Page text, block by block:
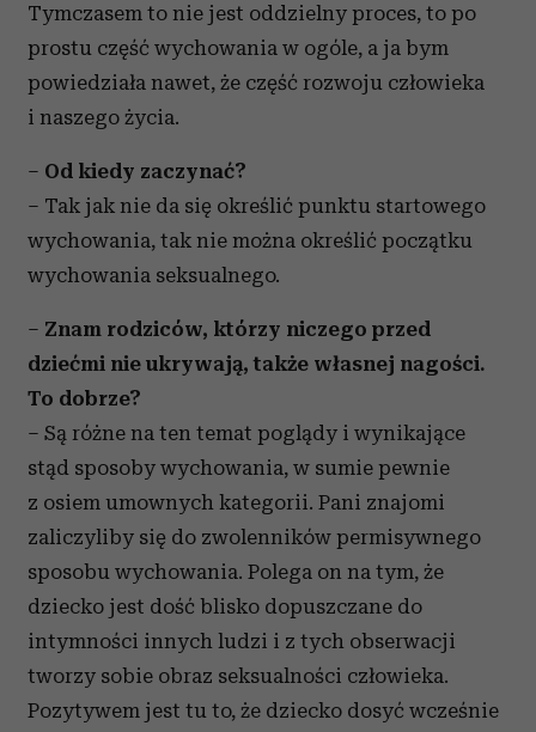
Tymczasem to nie jest oddzielny proces, to po
prostu część wychowania w ogóle, a ja bym
powiedziała nawet, że część rozwoju człowieka
i naszego życia.
– Od kiedy zaczynać?
– Tak jak nie da się określić punktu startowego
wychowania, tak nie można określić początku
wychowania seksualnego.
– Znam rodziców, którzy niczego przed
dziećmi nie ukrywają, także własnej nagości.
To dobrze?
– Są różne na ten temat poglądy i wynikające
stąd sposoby wychowania, w sumie pewnie
z osiem umownych kategorii. Pani znajomi
zaliczyliby się do zwolenników permisywnego
sposobu wychowania. Polega on na tym, że
dziecko jest dość blisko dopuszczane do
intymności innych ludzi i z tych obserwacji
tworzy sobie obraz seksualności człowieka.
Pozytywem jest tu to, że dziecko dosyć wcześnie